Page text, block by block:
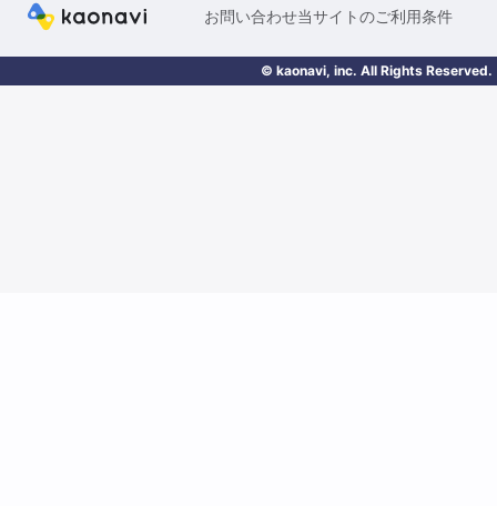
お問い合わせ当サイトのご利用条件
© kaonavi, inc. All Rights Reserved.